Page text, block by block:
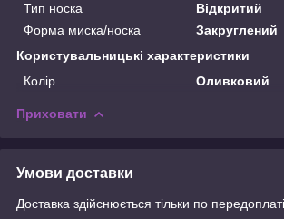
Тип носка
Відкритий
Форма миска/носка
Закруглений
Користувальницькі характеристики
Колір
Оливковий
Приховати
Умови доставки
Доставка здійснюється тільки по передоплаті.